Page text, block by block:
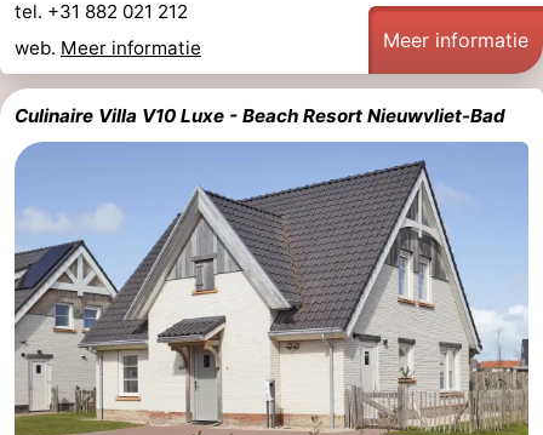
tel. +31 882 021 212
web. Meer informatie Meer informatie
Culinaire Villa V10 Luxe - Beach Resort Nieuwvliet-Bad